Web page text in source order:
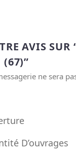
AVIS
(67)”
ne sera
D’ouvrages